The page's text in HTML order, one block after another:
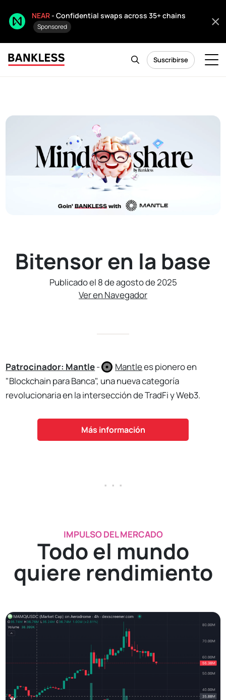
NEAR- Confidential swaps across 35+ chains
Sponsored
Suscribirse
Bitensor en la base
Publicado el 8 de agosto de 2025
Ver en Navegador
Patrocinador: Mantle- Mantlees pionero en
"Blockchain para Banca", una nueva categoría
revolucionaria en la intersección de TradFi y Web3.
Más información
. . .
IMPULSO DEL MERCADO
Todo el mundo
quiere rendimiento